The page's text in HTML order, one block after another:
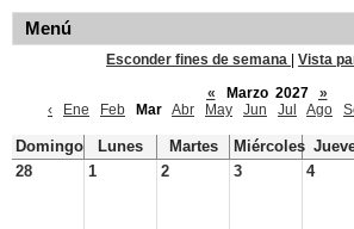
Menú
Esconder fines de semana
Vista
«
Marzo 2027
»
‹
Ene Feb Mar Abr May Jun Jul Ago
Domingo Lunes Martes Miércoles
28
1 2 3 4